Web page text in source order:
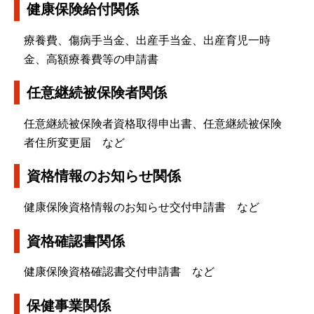
健康保険給付関係
療養費、傷病手当金、出産手当金、出産育児一時
金、高額療養費等の申請書
任意継続被保険者関係
任意継続被保険者資格取得申出書、任意継続被保険
者住所変更届 など
資格情報のお知らせ関係
健康保険資格情報のお知らせ交付申請書 など
資格確認書関係
健康保険資格確認書交付申請書 など
保健事業関係